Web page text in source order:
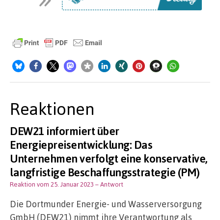
Reaktionen
DEW21 informiert über
Energiepreisentwicklung: Das
Unternehmen verfolgt eine konservative,
langfristige Beschaffungsstrategie (PM)
Reaktion vom 25. Januar 2023 – Antwort
Die Dortmunder Energie- und Wasserversorgung
GmbH (DEW21) nimmt ihre Verantwortung als